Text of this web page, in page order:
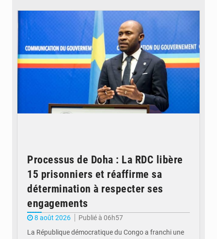
Processus de Doha : La RDC libère
15 prisonniers et réaffirme sa
détermination à respecter ses
engagements
8 août 2026
Publié à 06h57
La République démocratique du Congo a franchi une